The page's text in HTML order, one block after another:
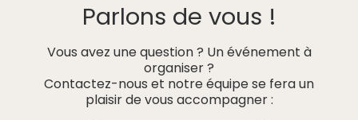
Parlons de vous !
Vous avez une question ? Un événement à
organiser ?
Contactez-nous et notre équipe se fera un
plaisir de vous accompagner :